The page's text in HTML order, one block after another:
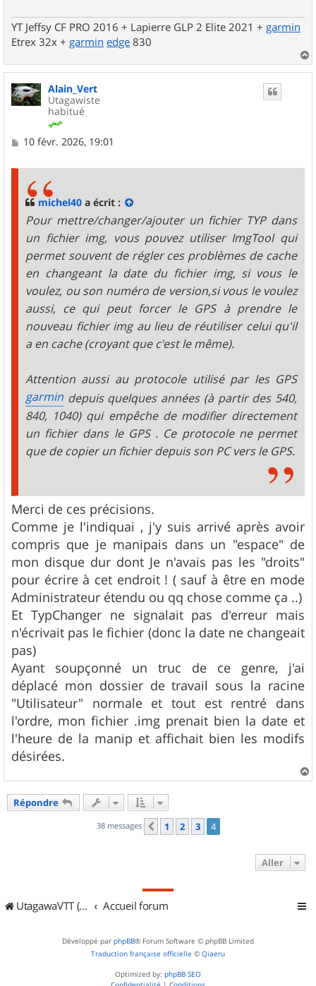
YT Jeffsy CF PRO 2016 + Lapierre GLP 2 Elite 2021 + garmin
Etrex 32x + garmin edge 830
a
Alain_Vert
Utagawiste
habitué
M10 févr. 2026, 19:01
michel40 a écrit :
Pour mettre/changer/ajouter un fichier TYP dans
un fichier img, vous pouvez utiliser ImgTool qui
permet souvent de régler ces problèmes de cache
en changeant la date du fichier img, si vous le
voulez, ou son numéro de version,si vous le voulez
aussi, ce qui peut forcer le GPS à prendre le
nouveau fichier img au lieu de réutiliser celui qu'il
a en cache (croyant que c'est le même).
Attention aussi au protocole utilisé par les GPS
garmin depuis quelques années (à partir des 540,
840, 1040) qui empêche de modifier directement
un fichier dans le GPS . Ce protocole ne permet
que de copier un fichier depuis son PC vers le GPS.
Merci de ces précisions.
Comme je l'indiquai , j'y suis arrivé après avoir
compris que je manipais dans un "espace" de
mon disque dur dont Je n'avais pas les "droits"
pour écrire à cet endroit ! ( sauf à être en mode
Administrateur étendu ou qq chose comme ça ..)
Et TypChanger ne signalait pas d'erreur mais
n'écrivait pas le fichier (donc la date ne changeait
pas)
Ayant soupçonné un truc de ce genre, j'ai
déplacé mon dossier de travail sous la racine
"Utilisateur" normale et tout est rentré dans
l'ordre, mon fichier .img prenait bien la date et
l'heure de la manip et affichait bien les modifs
désirées.
a
Répondre
38 messages Précédent
1 2 3 4
Aller
UtagawaVTT (Randos VTT et VTTAE avec traces GPS) Accueil forum
Développé par phpBB® Forum Software © phpBB Limited
Traduction française officielle © Qiaeru
Optimized by: phpBB SEO